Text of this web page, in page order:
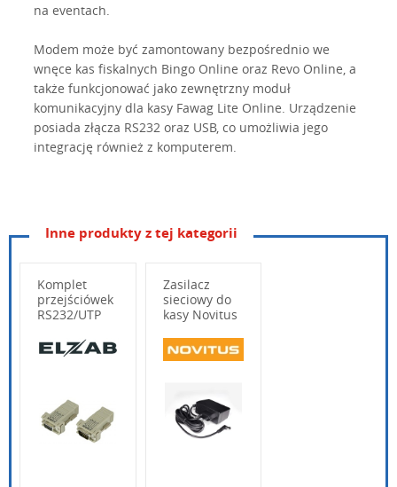
na eventach.
Modem może być zamontowany bezpośrednio we
wnęce kas fiskalnych Bingo Online oraz Revo Online, a
także funkcjonować jako zewnętrzny moduł
komunikacyjny dla kasy Fawag Lite Online. Urządzenie
posiada złącza RS232 oraz USB, co umożliwia jego
integrację również z komputerem.
Wpisz poniżej swoje pytanie
Inne produkty z tej kategorii
Komplet
przejściówek
RS232/UTP
Zasilacz
sieciowy do
kasy Novitus